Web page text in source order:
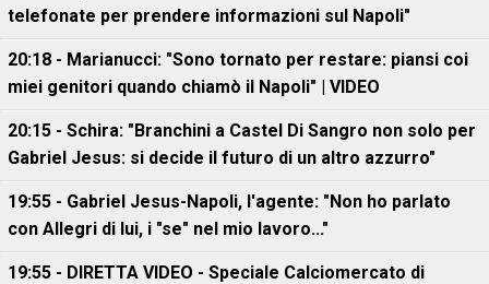
telefonate per prendere informazioni sul Napoli"
20:18 - Marianucci: "Sono tornato per restare: piansi coi
miei genitori quando chiamò il Napoli" | VIDEO
20:15 - Schira: "Branchini a Castel Di Sangro non solo per
Gabriel Jesus: si decide il futuro di un altro azzurro"
19:55 - Gabriel Jesus-Napoli, l'agente: "Non ho parlato
con Allegri di lui, i "se" nel mio lavoro..."
19:55 - DIRETTA VIDEO - Speciale Calciomercato di